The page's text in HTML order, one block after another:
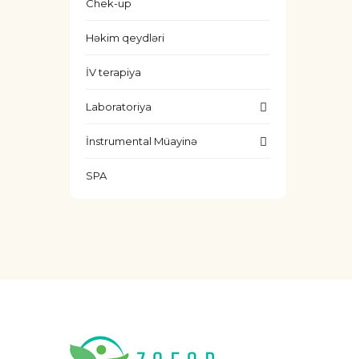
Chek-up
Həkim qeydləri
İV terapiya
Laboratoriya
İnstrumental Müayinə
SPA